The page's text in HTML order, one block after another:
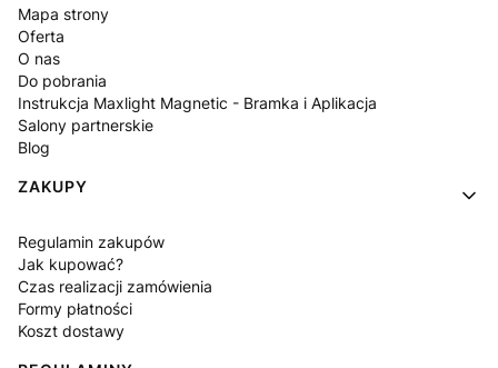
Mapa strony
Oferta
O nas
Do pobrania
Instrukcja Maxlight Magnetic - Bramka i Aplikacja
Salony partnerskie
Blog
ZAKUPY
Regulamin zakupów
Jak kupować?
Czas realizacji zamówienia
Formy płatności
Koszt dostawy